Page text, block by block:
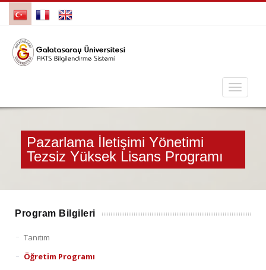
Pazarlama İletişimi Yönetimi
Tezsiz Yüksek Lisans Programı
Program Bilgileri
Tanıtım
Öğretim Programı